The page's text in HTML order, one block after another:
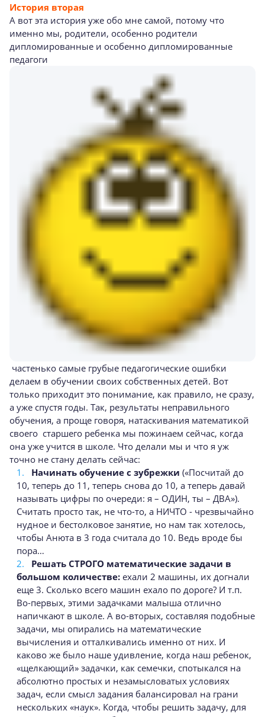
История вторая
А вот эта история уже обо мне самой, потому что
именно мы, родители, особенно родители
дипломированные и особенно дипломированные
педагоги
частенько самые грубые педагогические ошибки
делаем в обучении своих собственных детей. Вот
только приходит это понимание, как правило, не сразу,
а уже спустя годы. Так, результаты неправильного
обучения, а проще говоря, натаскивания математикой
своего старшего ребенка мы пожинаем сейчас, когда
она уже учится в школе. Что делали мы и что я уж
точно не стану делать сейчас:
Начинать обучение с зубрежки («Посчитай до
10, теперь до 11, теперь снова до 10, а теперь давай
называть цифры по очереди: я – ОДИН, ты – ДВА»).
Считать просто так, не что-то, а НИЧТО - чрезвычайно
нудное и бестолковое занятие, но нам так хотелось,
чтобы Анюта в 3 года считала до 10. Ведь вроде бы
пора…
Решать СТРОГО математические задачи в
большом количестве: ехали 2 машины, их догнали
еще 3. Сколько всего машин ехало по дороге? И т.п.
Во-первых, этими задачками малыша отлично
напичкают в школе. А во-вторых, составляя подобные
задачи, мы опирались на математические
вычисления и отталкивались именно от них. И
каково же было наше удивление, когда наш ребенок,
«щелкающий» задачки, как семечки, спотыкался на
абсолютно простых и незамысловатых условиях
задач, если смысл задания балансировал на грани
нескольких «наук». Когда, чтобы решить задачу, для